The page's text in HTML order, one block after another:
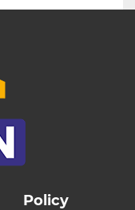
Policy